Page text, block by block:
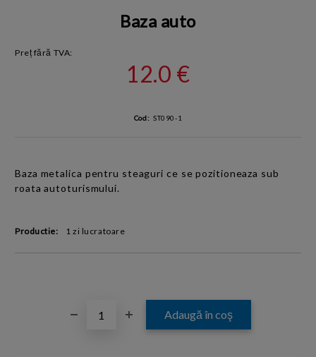
Baza auto
Preț fără TVA:
12.0 €
Cod: ST090-1
Baza metalica pentru steaguri ce se pozitioneaza sub
roata autoturismului.
Productie: 1 zi lucratoare